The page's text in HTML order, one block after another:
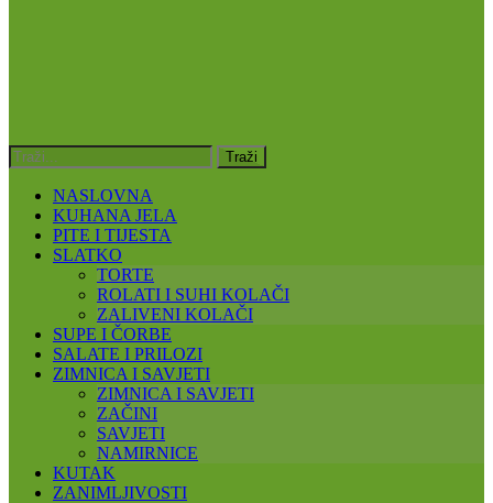
NASLOVNA
KUHANA JELA
PITE I TIJESTA
SLATKO
TORTE
ROLATI I SUHI KOLAČI
ZALIVENI KOLAČI
SUPE I ČORBE
SALATE I PRILOZI
ZIMNICA I SAVJETI
ZIMNICA I SAVJETI
ZAČINI
SAVJETI
NAMIRNICE
KUTAK
ZANIMLJIVOSTI